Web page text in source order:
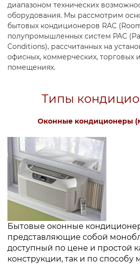
диапазоном технических
оборудования. Мы рассмотрим
бытовых кондиционеров RAC
полупромышленных систем PAC
Conditions), рассчитанных на
офисных, коммерческих, торговых
помещениях.
Типы
Оконные кондиционеры
Бытовые оконные
представляющие собой
доступный по цене и простой
конструкции, так и по способу